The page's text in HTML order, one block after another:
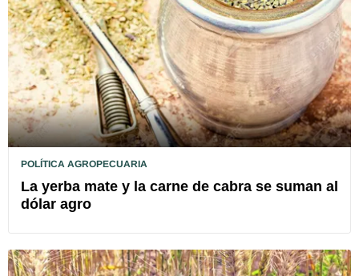
POLÍTICA AGROPECUARIA
La yerba mate y la carne de cabra se suman al
dólar agro